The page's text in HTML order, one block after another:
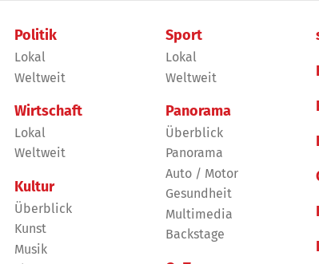
Politik
Lokal
Weltweit
Wirtschaft
Lokal
Weltweit
Kultur
Überblick
Kunst
Musik
Sport
Lokal
Weltweit
Panorama
Überblick
Panorama
Auto / Motor
Gesundheit
Multimedia
Backstage